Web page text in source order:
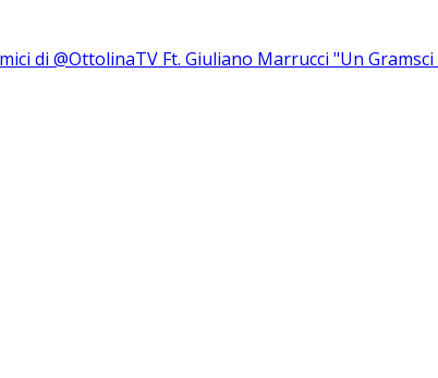
di @OttolinaTV Ft. Giuliano Marrucci "Un